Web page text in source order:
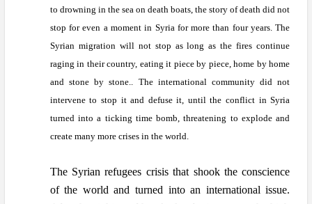
to drowning in the sea on death boats, the story of death did not
stop for even a moment in Syria for more than four years. The
Syrian migration will not stop as long as the fires continue
raging in their country, eating it piece by piece, home by home
and stone by stone.. The international community did not
intervene to stop it and defuse it, until the conflict in Syria
turned into a ticking time bomb, threatening to explode and
create many more crises in the world.
The Syrian refugees crisis that shook the conscience
of the world and turned into an international issue.